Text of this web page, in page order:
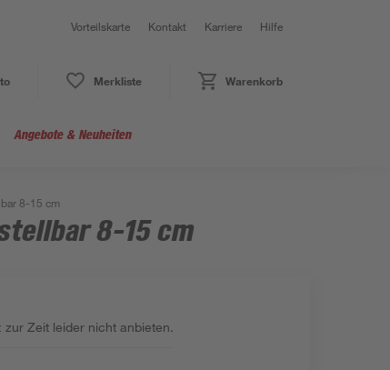
Vorteilskarte Kontakt Karriere Hilfe
Merkliste Warenkorb
Angebote & Neuheiten
8-15 cm
8-15 cm
Zeit leider nicht anbieten.